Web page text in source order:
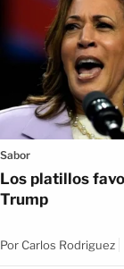
Sabor
Los platillos
Trump
Por Carlos Rodriguez